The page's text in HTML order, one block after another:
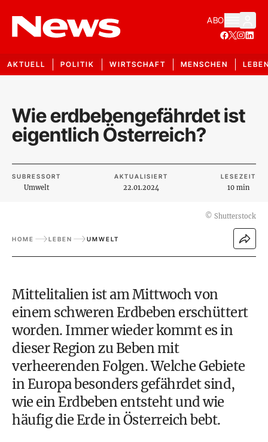
ABO
AKTUELL POLITIK WIRTSCHAFT MENSCHEN
Wie erdbebengefährdet ist
eigentlich Österreich?
SUBRESSORT
Umwelt
AKTUALISIERT
22.01.2024
LESEZEIT
10 min
© Shutterstock
HOME LEBEN UMWELT
Mittelitalien ist am Mittwoch von
einem schweren Erdbeben erschüttert
worden. Immer wieder kommt es in
dieser Region zu Beben mit
verheerenden Folgen. Welche Gebiete
in Europa besonders gefährdet sind,
wie ein Erdbeben entsteht und wie
häufig die Erde in Österreich bebt.